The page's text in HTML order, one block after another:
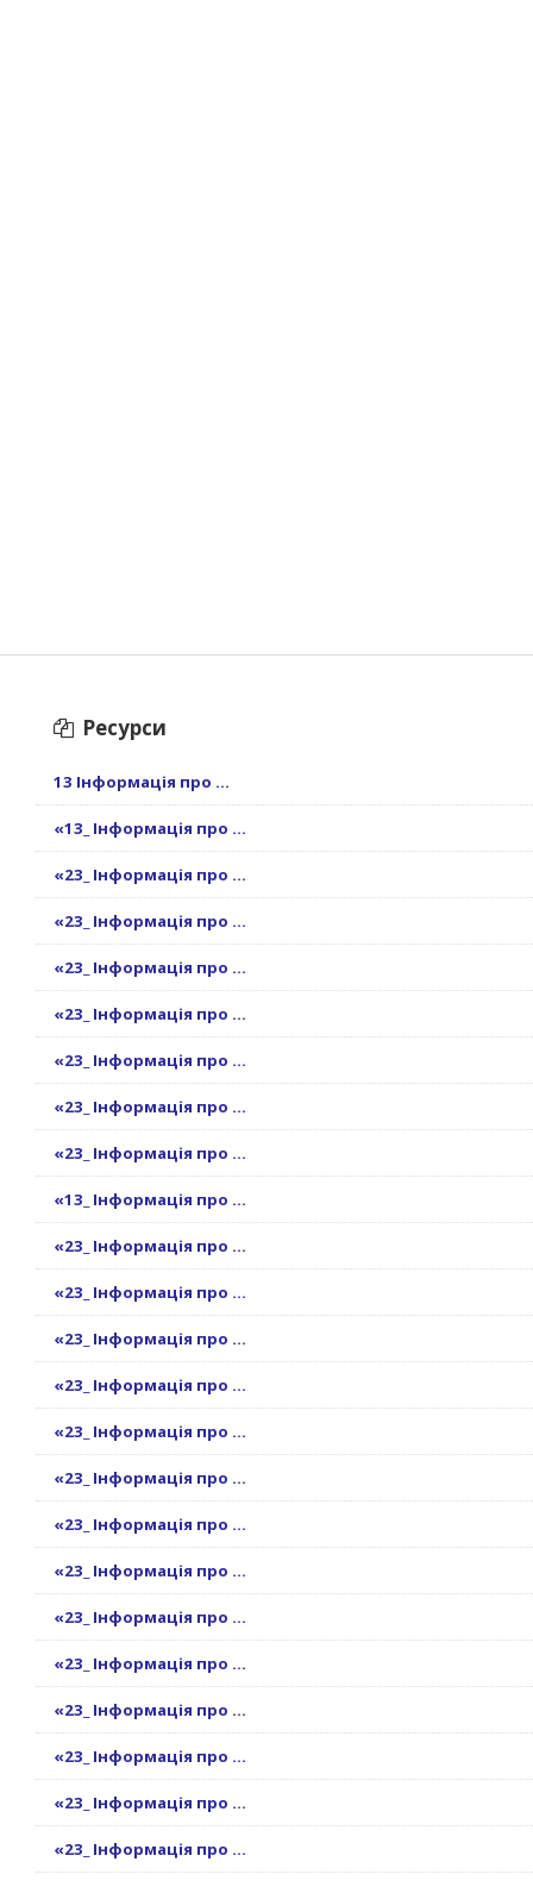
Ресурси
13 Інформація про ...
«13_ Інформація про ...
«23_ Інформація про ...
«23_ Інформація про ...
«23_ Інформація про ...
«23_ Інформація про ...
«23_ Інформація про ...
«23_ Інформація про ...
«23_ Інформація про ...
«13_ Інформація про ...
«23_ Інформація про ...
«23_ Інформація про ...
«23_ Інформація про ...
«23_ Інформація про ...
«23_ Інформація про ...
«23_ Інформація про ...
«23_ Інформація про ...
«23_ Інформація про ...
«23_ Інформація про ...
«23_ Інформація про ...
«23_ Інформація про ...
«23_ Інформація про ...
«23_ Інформація про ...
«23_ Інформація про ...